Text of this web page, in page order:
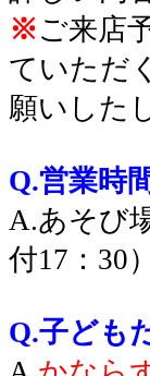
※ご来店
ていただ
願いした
Q.営業時
A.あそび
付17：30
Q.子ども